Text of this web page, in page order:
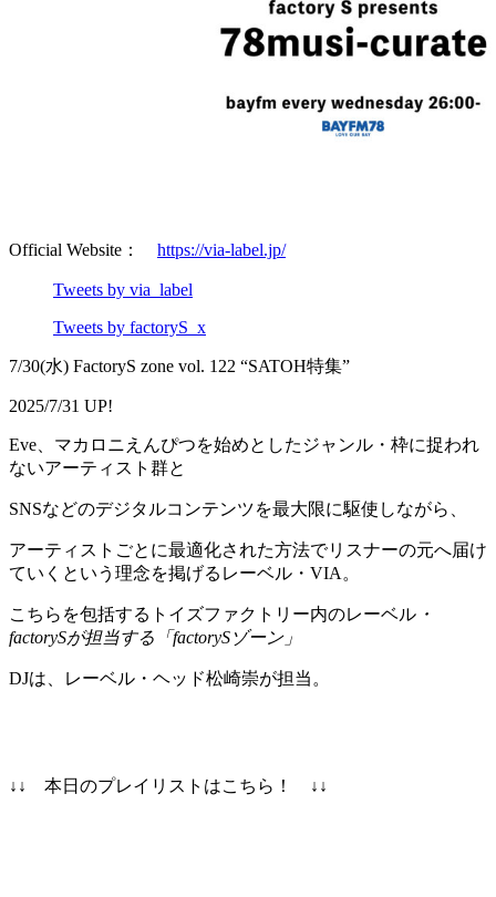
Official Website： https://via-label.jp/
Tweets by via_label
Tweets by factoryS_x
7/30(水) FactoryS zone vol. 122 “SATOH特集”
2025/7/31 UP!
Eve、マカロニえんぴつを始めとしたジャンル・枠に捉われ
ないアーティスト群と
SNSなどのデジタルコンテンツを最大限に駆使しながら、
アーティストごとに最適化された方法でリスナーの元へ届け
ていくという理念を掲げるレーベル・VIA。
こちらを包括するトイズファクトリー内のレーベル ・
factorySが担当する「factorySゾーン」
DJは、レーベル・ヘッド松崎崇が担当。
↓↓ 本日のプレイリストはこちら！ ↓↓